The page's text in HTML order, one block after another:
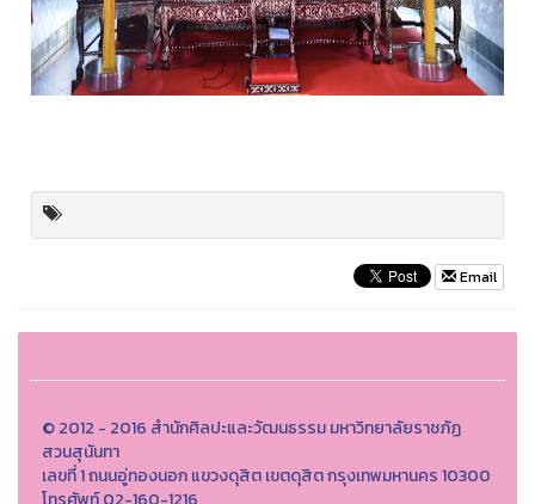
Email
© 2012 - 2016 สำนักศิลปะและวัฒนธรรม มหาวิทยาลัยราชภัฏ
สวนสุนันทา
เลขที่ 1 ถนนอู่ทองนอก แขวงดุสิต เขตดุสิต กรุงเทพมหานคร 10300